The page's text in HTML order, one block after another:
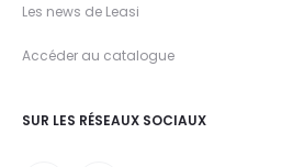
Les news de Leasi
Accéder au catalogue
SUR LES RÉSEAUX SOCIAUX